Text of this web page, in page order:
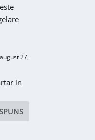
27,
in